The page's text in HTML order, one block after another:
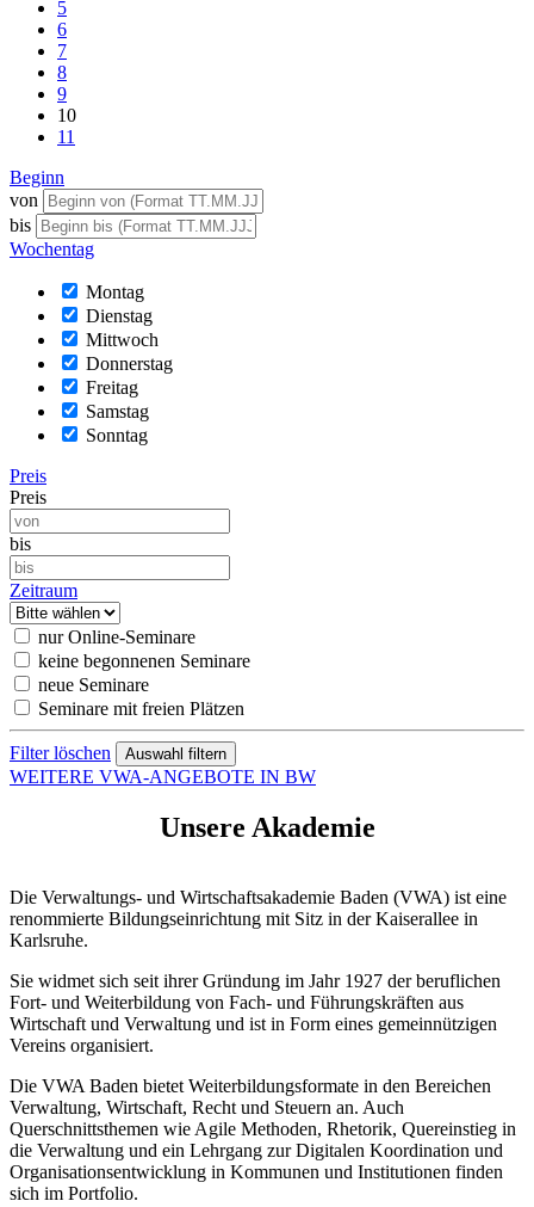
5
6
7
8
9
10
11
Beginn
von
bis
Wochentag
Montag
Dienstag
Mittwoch
Donnerstag
Freitag
Samstag
Sonntag
Preis
Preis
bis
Zeitraum
nur Online-Seminare
keine begonnenen Seminare
neue Seminare
Seminare mit freien Plätzen
Filter löschen
WEITERE VWA-ANGEBOTE IN BW
Unsere Akademie
Die Verwaltungs- und Wirtschaftsakademie Baden (VWA) ist eine
renommierte Bildungseinrichtung mit Sitz in der Kaiserallee in
Karlsruhe.
Sie widmet sich seit ihrer Gründung im Jahr 1927 der beruflichen
Fort- und Weiterbildung von Fach- und Führungskräften aus
Wirtschaft und Verwaltung und ist in Form eines gemeinnützigen
Vereins organisiert.
Die VWA Baden bietet Weiterbildungsformate in den Bereichen
Verwaltung, Wirtschaft, Recht und Steuern an. Auch
Querschnittsthemen wie Agile Methoden, Rhetorik, Quereinstieg in
die Verwaltung und ein Lehrgang zur Digitalen Koordination und
Organisationsentwicklung in Kommunen und Institutionen finden
sich im Portfolio.